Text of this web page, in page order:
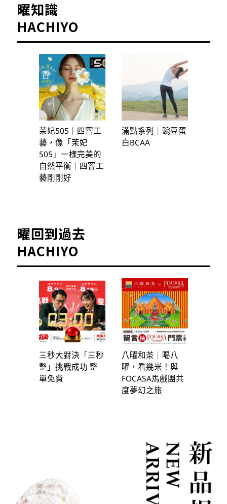
曜知識
HACHIYO
茉妃505｜四窨工
藝，像「茉妃
505」一樣完美的
自然平衡｜四窨工
藝剛剛好
滿點系列｜豌豆蛋
白BCAA
曜回到過去
HACHIYO
三秒大對決「三秒
整」挑戰成功 整
單免費
八曜和茶｜喝八
曜，看幾米！與
FOCASA馬戲團共
度夢幻之旅